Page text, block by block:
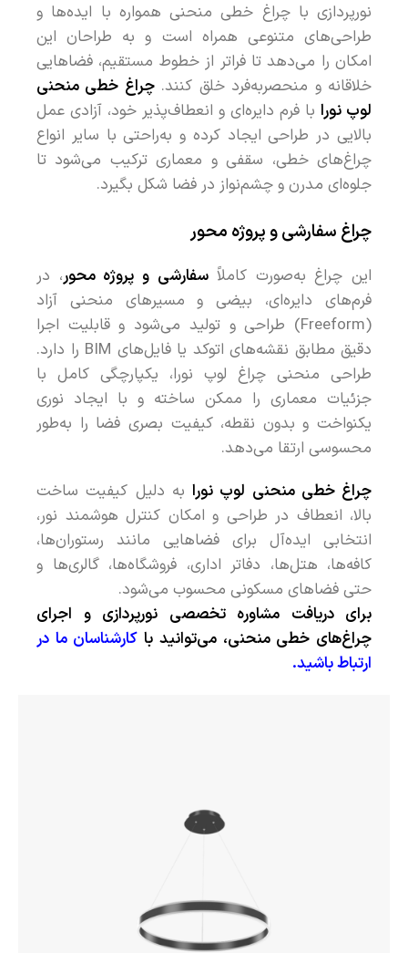
نورپردازی با چراغ خطی منحنی همواره با ایده‌ها و
طراحی‌های متنوعی همراه است و به طراحان این
امکان را می‌دهد تا فراتر از خطوط مستقیم، فضاهایی
خلاقانه و منحصربه‌فرد خلق کنند.چراغ خطی منحنی
لوپ نورا با فرم دایره‌ای و انعطاف‌پذیر خود، آزادی عمل
بالایی در طراحی ایجاد کرده و به‌راحتی با سایر انواع
چراغ‌های خطی، سقفی و معماری ترکیب می‌شود تا
جلوه‌ای مدرن و چشم‌نواز در فضا شکل بگیرد.
چراغ سفارشی و پروژه‌ محور
این چراغ به‌صورت کاملاًسفارشی و پروژه‌ محور، در
فرم‌های دایره‌ای، بیضی و مسیرهای منحنی آزاد
(Freeform) طراحی و تولید می‌شود و قابلیت اجرا
دقیق مطابق نقشه‌های اتوکد یا فایل‌های BIM را دارد.
طراحی منحنی چراغ لوپ نورا، یکپارچگی کامل با
جزئیات معماری را ممکن ساخته و با ایجاد نوری
یکنواخت و بدون نقطه، کیفیت بصری فضا را به‌طور
محسوسی ارتقا می‌دهد.
چراغ خطی منحنی لوپ نورا به دلیل کیفیت ساخت
بالا، انعطاف در طراحی و امکان کنترل هوشمند نور،
انتخابی ایده‌آل برای فضاهایی مانند رستوران‌ها،
کافه‌ها، هتل‌ها، دفاتر اداری، فروشگاه‌ها، گالری‌ها و
حتی فضاهای مسکونی محسوب می‌شود.
برای دریافت مشاوره تخصصی نورپردازی و اجرای
چراغ‌های خطی منحنی، می‌توانید با کارشناسان ما در
ارتباط باشید.